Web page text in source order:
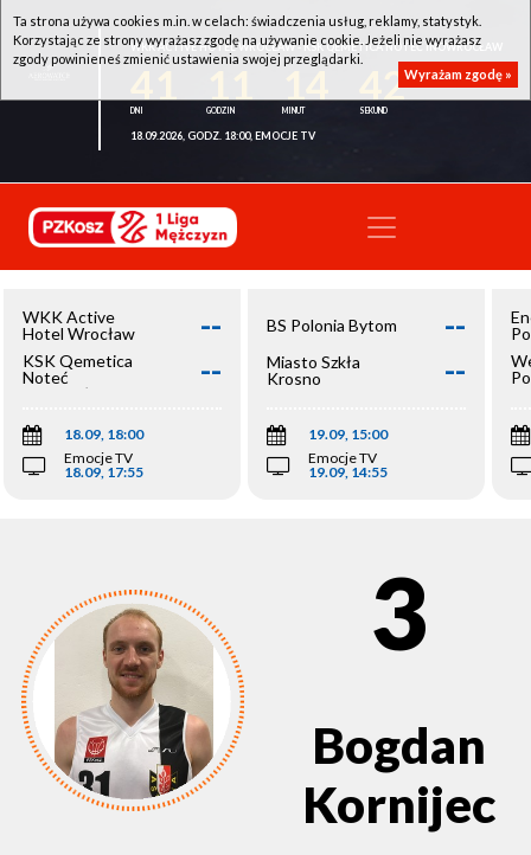
WKK ACTIVE HOTEL WROCŁAW - KSK QEMETICA NOTEĆ INOWROCŁAW
42
18.09.2026, GODZ. 18:00, EMOCJE TV
WKK Active
Hotel Wrocław
--
KSK Qemetica
Noteć
Inowrocław
--
18.09, 18:00
Emocje TV
18.09, 17:55
BS Polonia Bytom --
Miasto Szkła
Krosno
--
19.09, 15:00
Emocje TV
19.09, 14:55
3
Bogdan
Kornijec
Ta strona używa cookies m.in. w celach: świadczenia usług, reklamy, statystyk.
Korzystając ze strony wyrażasz zgodę na używanie cookie. Jeżeli nie wyrażasz
zgody powinieneś zmienić ustawienia swojej przeglądarki.
Wyrażam zgodę »